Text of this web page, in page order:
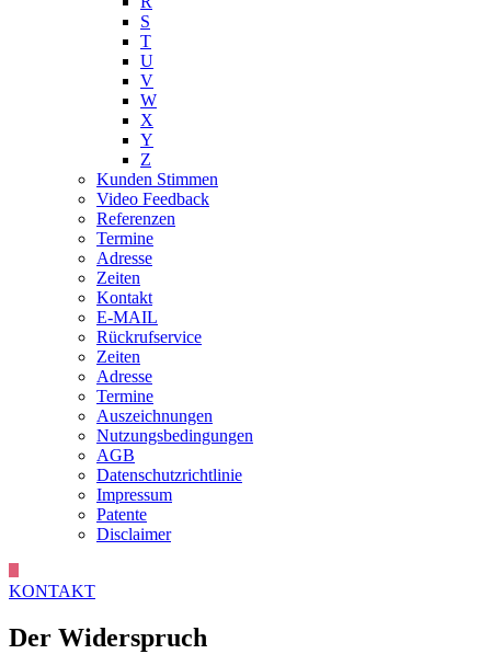
S
T
U
V
W
X
Y
Z
Kunden Stimmen
Video Feedback
Referenzen
Termine
Adresse
Zeiten
Kontakt
E-MAIL
Rückrufservice
Zeiten
Adresse
Termine
Auszeichnungen
Nutzungsbedingungen
AGB
Datenschutzrichtlinie
Impressum
Patente
Disclaimer
KONTAKT
Der Widerspruch